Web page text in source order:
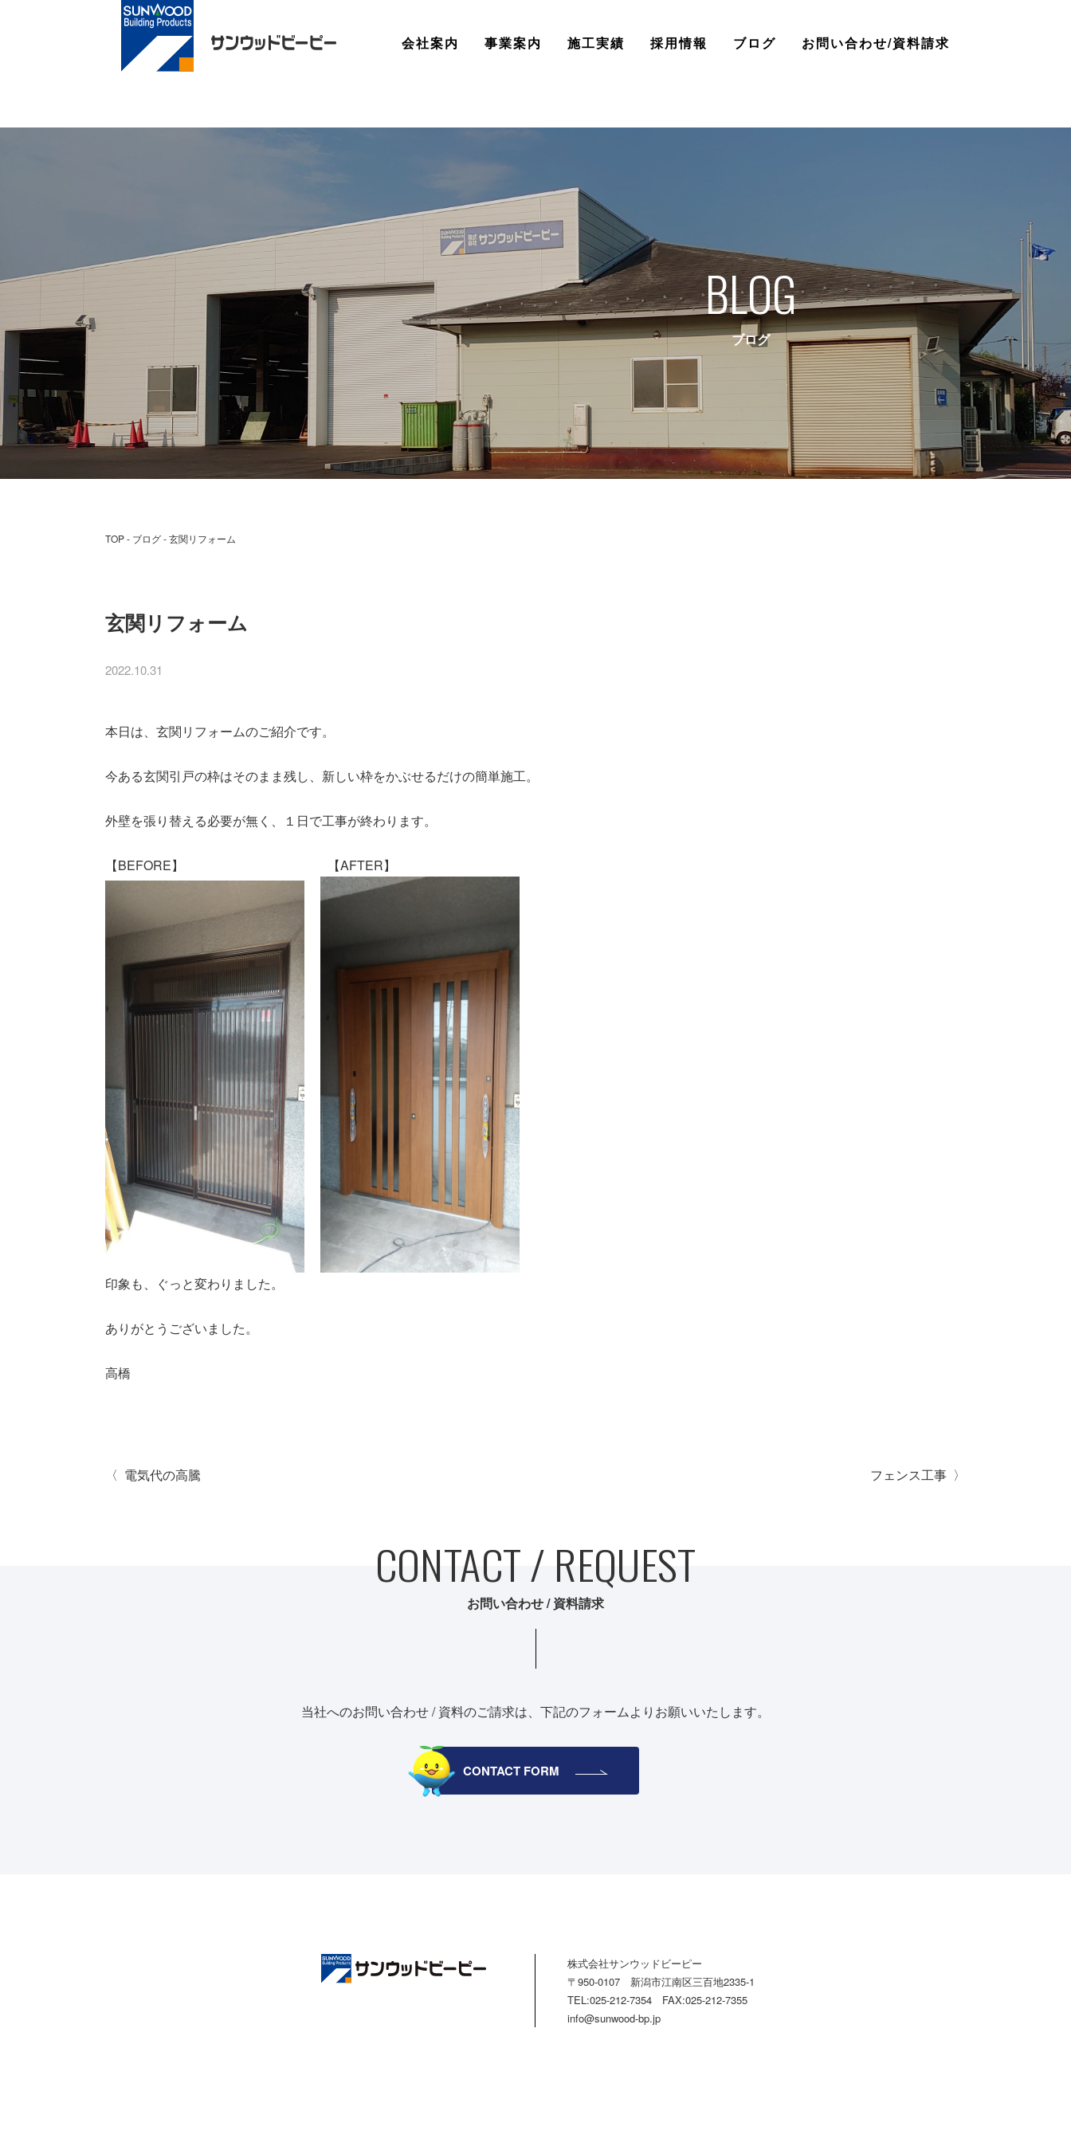
会社案内 事業案内 施工実績 採用情報 ブログ お問い合わせ/資料請求
BLOG
ブログ
TOP ブログ 玄関リフォーム
玄関リフォーム
2022.10.31
本日は、玄関リフォームのご紹介です。
今ある玄関引戸の枠はそのまま残し、新しい枠をかぶせるだけの簡単施工。
外壁を張り替える必要が無く、１日で工事が終わります。
【BEFORE】 【AFTER】
印象も、ぐっと変わりました。
ありがとうございました。
高橋
電気代の高騰 フェンス工事
CONTACT / REQUEST
お問い合わせ / 資料請求
当社へのお問い合わせ / 資料のご請求は、 下記のフォームよりお願いいたします。
CONTACT FORM
株式会社サンウッドビーピー
〒950-0107 新潟市江南区三百地2335-1
TEL:025-212-7354 FAX:025-212-7355
info@sunwood-bp.jp